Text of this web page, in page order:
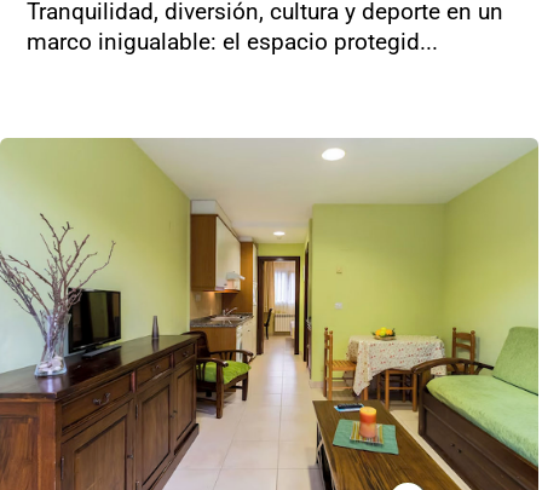
Tranquilidad, diversión, cultura y deporte en un
marco inigualable: el espacio protegid...